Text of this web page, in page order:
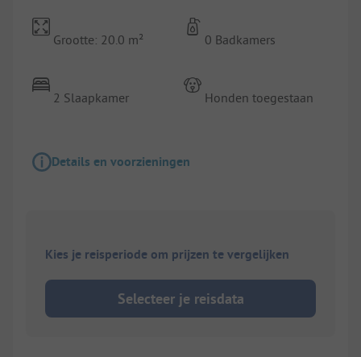
Grootte: 20.0 m²
2 Slaapkamer
0 Badkamers
Honden toegestaan
Details en voorzieningen
Kies je reisperiode om prijzen te vergelijken
Selecteer je reisdata